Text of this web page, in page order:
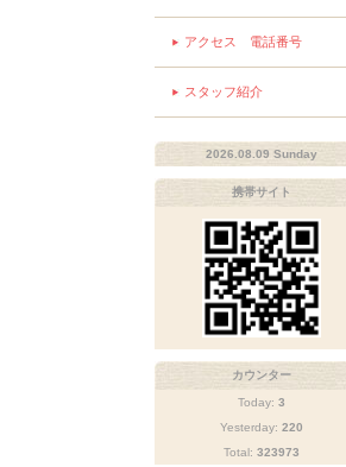
アクセス 電話番号
スタッフ紹介
2026.08.09 Sunday
携帯サイト
カウンター
Today: 3
Yesterday: 220
Total: 323973